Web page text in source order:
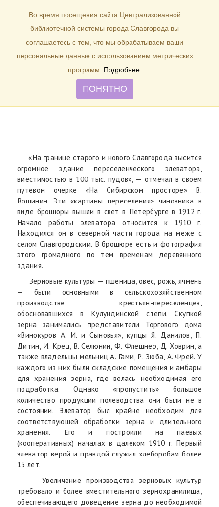
Toggle
navigation
БИБЛИОТЕКА
Декабрь 1928 г. – 95 лет назад в
городе Славгороде начал
действовать элеватор –
Житница Алтая.
«На границе старого и нового Славгорода высится
огромное здание переселенческого элеватора,
вместимостью в 100 тыс. пудов», — отмечал в своем
путевом очерке «На Сибирском просторе» В.
Вощинин. Эти «картины переселения» чиновника в
виде брошюры вышли в свет в Петербурге в 1912 г.
Начало работы элеватора относится к 1910 г.
Находился он в северной части города на меже с
селом Славгородским. В брошюре есть и фотография
этого громадного по тем временам деревянного
здания.
Зерновые культуры — пшеница, овес, рожь, ячмень
— были основными в сельскохозяйственном
производстве крестьян-переселенцев,
обосновавшихся в Кулундинской степи. Скупкой
зерна занимались представители Торгового дома
«Винокуров А. И. и Сыновья», купцы Я. Данилов, П.
Дитин, И. Крец, В. Селюнин, Ф. Флешнер, Д. Ховрин, а
также владельцы мельниц А. Гамм, Р. Зюба, А. Фрей. У
каждого из них были складские помещения и амбары
для хранения зерна, где велась необходимая его
подработка. Однако «пропустить» большое
количество продукции полеводства они были не в
состоянии. Элеватор был крайне необходим для
соответствующей обработки зерна и длительного
хранения. Его и построили на паевых
(кооперативных) началах в далеком 1910 г. Первый
элеватор верой и правдой служил хлеборобам более
15 лет.
Увеличение производства зерновых культур
требовало и более вместительного зернохранилища,
обеспечивающего доведение зерна до необходимой
Во время посещения сайта Централизованной
библиотечной системы города Славгорода вы
соглашаетесь с тем, что мы обрабатываем ваши
персональные данные с использованием метрических
программ. Подробнее.
ПОНЯТНО